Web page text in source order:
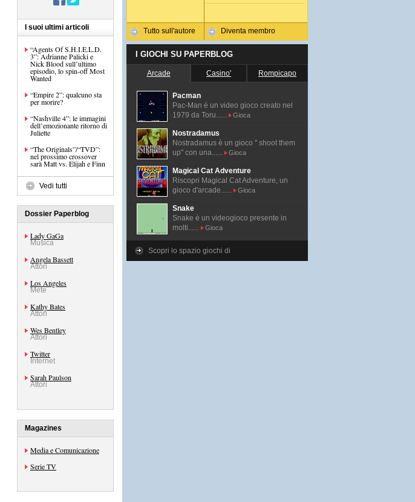
I suoi ultimi articoli
“Agents Of S.H.I.E.L.D.
3”: Adrianne Palicki e
Nick Blood sull’ultimo
episodio, lo spin-off Most
Wanted
“Empire 2”: qualcuno sta
per morire?
“Nashville 4”: le immagini
dell’emozionante ritorno di
Juliette
“The Originals”/“TVD”:
nel prossimo crossover
sarà Matt vs. Elijah e Finn
Vedi tutti
Dossier Paperblog
Lady GaGa
Musica
Angela Bassett
Attori
Los Angeles
Mete
Kathy Bates
Attori
Wes Bentley
Attori
Twitter
Internet
Sarah Paulson
Attori
Magazines
Media e Comunicazione
Serie TV
Tutto sull'autore Diventa membro
I GIOCHI SU PAPERBLOG
Arcade Casino' Rompicapo
Pacman
Pac-Man é un video gioco creato nel
1979 da Toru......
Gioca
Nostradamus
Nostradamus è un gioco " shoot them
up" con una......
Gioca
Magical Cat Adventure
Riscopri Magical Cat Adventure, un
gioco d'arcade......
Gioca
Snake
Snake è un videogioco presente in
molti......
Gioca
Scopri lo spazio giochi di